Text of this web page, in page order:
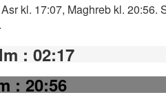
kl. 17:07, Maghreb kl. 20:56.
: 02:17
: 20:56